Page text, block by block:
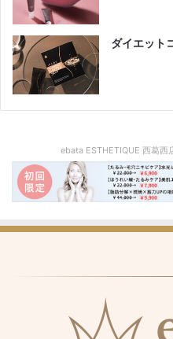
ダイエット
ebata ESTHETIQUE 西葛西